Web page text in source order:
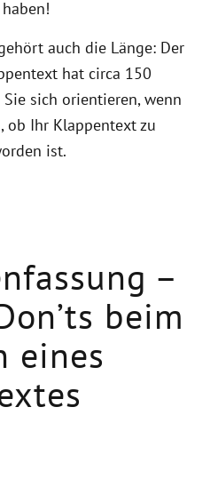
auch die Länge: Der
hat circa 150
sich orientieren, wenn
ob Ihr Klappentext zu
ist.
–
beim
eines